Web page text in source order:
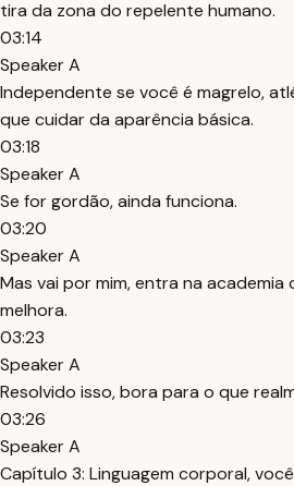
tira da zona do repelente humano.
03:14
Speaker A
Independente se você é magrelo,
que cuidar da aparência básica.
03:18
Speaker A
Se for gordão, ainda funciona.
03:20
Speaker A
Mas vai por mim, entra na academia
melhora.
03:23
Speaker A
Resolvido isso, bora para o que
03:26
Speaker A
Capítulo 3: Linguagem corporal,